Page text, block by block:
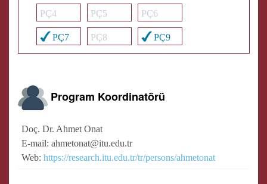
PÇ4 PÇ5 PÇ6
PÇ7 PÇ8 PÇ9
Program Koordinatörü
Doç. Dr. Ahmet Onat
E-mail: ahmetonat@itu.edu.tr
Web: https://research.itu.edu.tr/tr/persons/ahmetonat